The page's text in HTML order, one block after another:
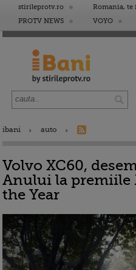
stirileprotv.ro Romania, te
PROTV NEWS
VOYO
ibani auto
Volvo XC60,
Anului la premiile
the Year